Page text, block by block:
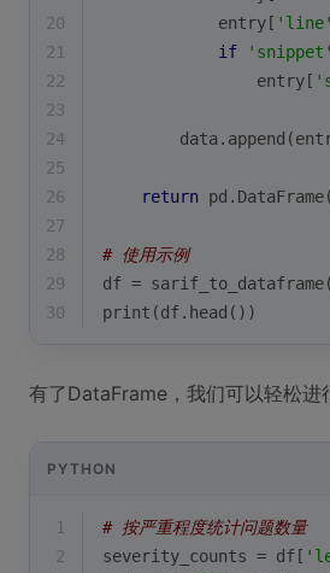
20
            entry[
'line'
21
if 'snippet'
22
                entry[
23
24
25
26
return
27
28
# 使用示例
29
df = sarif_to_dataframe(
30
print (df.head())
有了DataFrame，我们可以轻松进
PYTHON
1
# 按严重程度统计问题数量
2
severity_counts = df[